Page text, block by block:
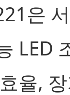
은
LED
율,